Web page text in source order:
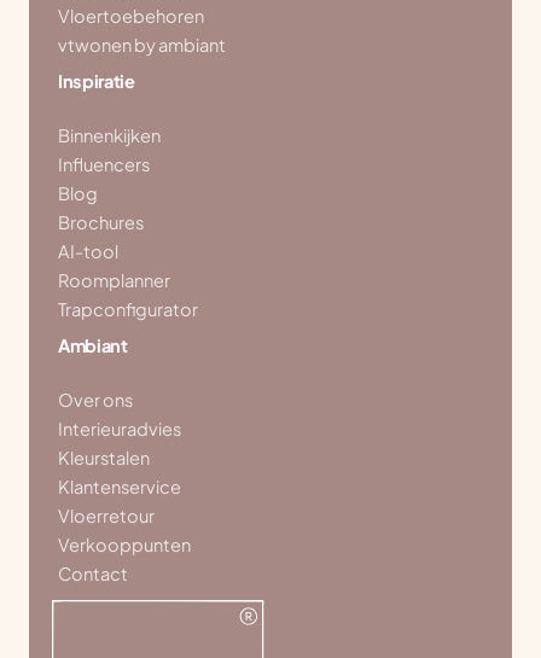
Vloertoebehoren
vtwonen by ambiant
Inspiratie
Binnenkijken
Influencers
Blog
Brochures
AI-tool
Roomplanner
Trapconfigurator
Ambiant
Over ons
Interieuradvies
Kleurstalen
Klantenservice
Vloerretour
Verkooppunten
Contact